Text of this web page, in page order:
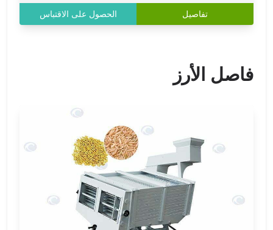
تفاصيل الحصول على الاقتباس
فاصل الأرز